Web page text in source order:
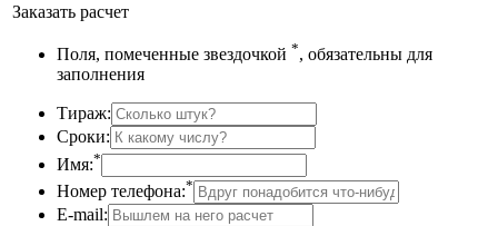
Заказать расчет
Поля, помеченные звездочкой *, обязательны для
заполнения
Тираж:
Сроки:
Имя:*
Номер телефона:*
E-mail: